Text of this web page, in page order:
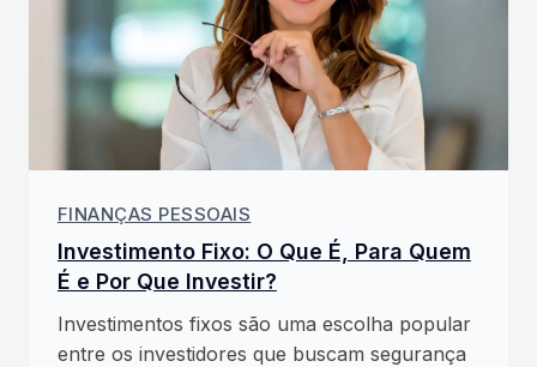
FINANÇAS PESSOAIS
Investimento Fixo: O Que É, Para Quem
É e Por Que Investir?
Investimentos fixos são uma escolha popular
entre os investidores que buscam segurança